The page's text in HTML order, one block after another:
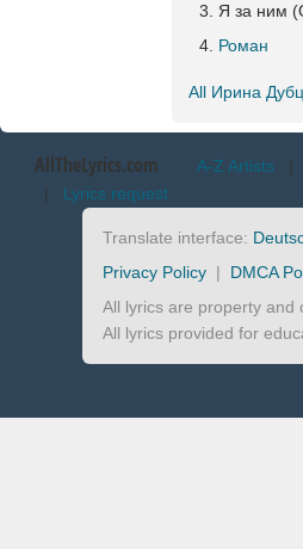
Я за ним
Роман
All Ирина
AllTheLyrics.com A-Z Artists |
| Lyrics request
Translate interface:
Privacy Policy | DMCA
All lyrics are property and
All lyrics provided for